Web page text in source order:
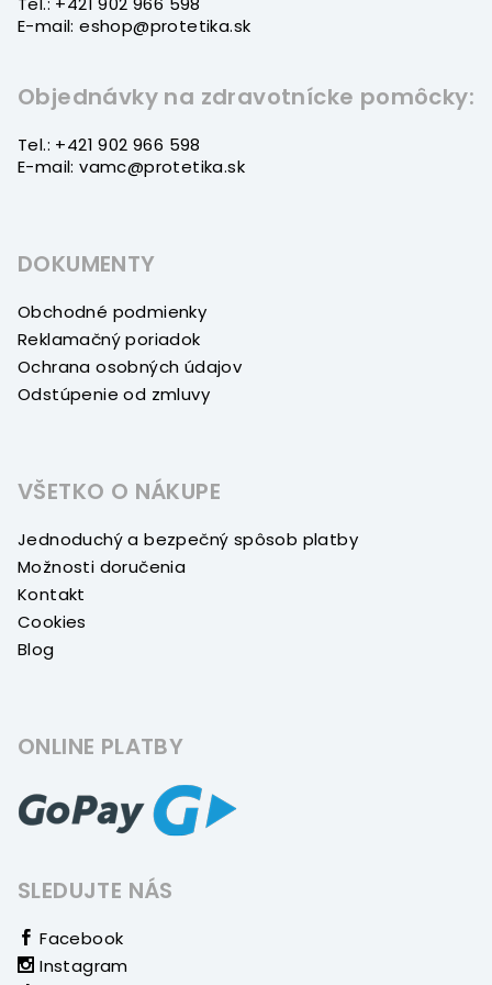
E-mail: eshop@protetika.sk
Objednávky na zdravotnícke pomôcky:
Tel.: +421 902 966 598
E-mail: vamc@protetika.sk
DOKUMENTY
Obchodné podmienky
Reklamačný poriadok
Ochrana osobných údajov
Odstúpenie od zmluvy
VŠETKO O NÁKUPE
Jednoduchý a bezpečný spôsob platby
Možnosti doručenia
Kontakt
Cookies
Blog
ONLINE PLATBY
SLEDUJTE NÁS
Facebook
Instagram